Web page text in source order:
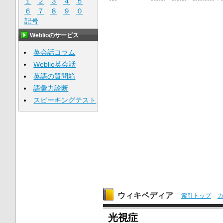
ウィキペディア 索引トップ
光視症
６
７ ８ ９
０
記号
Weblioのサービス
英会話コラム
Weblio英会話
英語の質問箱
語彙力診断
スピーキングテスト